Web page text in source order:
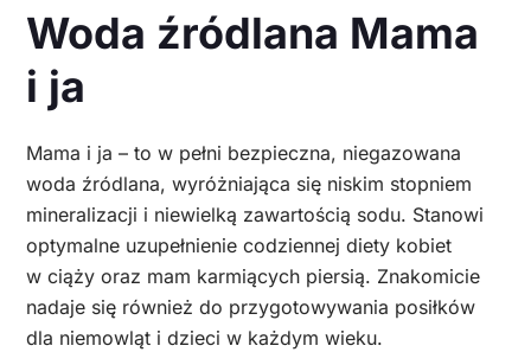
Woda źródlana Mama
i ja
Mama i ja – to w pełni bezpieczna, niegazowana
woda źródlana, wyróżniająca się niskim stopniem
mineralizacji i niewielką zawartością sodu. Stanowi
optymalne uzupełnienie codziennej diety kobiet
w ciąży oraz mam karmiących piersią. Znakomicie
nadaje się również do przygotowywania posiłków
dla niemowląt i dzieci w każdym wieku.